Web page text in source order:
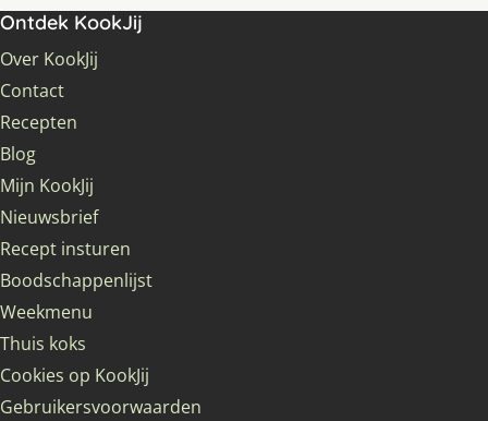
Ontdek KookJij
Over KookJij
Contact
Recepten
Blog
Mijn KookJij
Nieuwsbrief
Recept insturen
Boodschappenlijst
Weekmenu
Thuis koks
Cookies op KookJij
Gebruikersvoorwaarden